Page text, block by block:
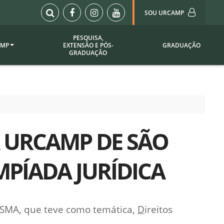
SOU URCAMP
Sou Urcamp (Portal)
Biblioteca
Plataforma Moodle
Setor de Registros
Acadêmicos
SOU I
Webmail
de
Portarias /
PESQUISA,
EXTENSÃO E PÓS-
GRADUAÇÃO
GRADUAÇÃO
DE SÃO
JURÍDICA
que teve como temática, Direitos